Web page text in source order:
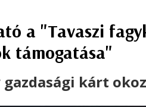
a "Tavaszi
támogatása"
kárt